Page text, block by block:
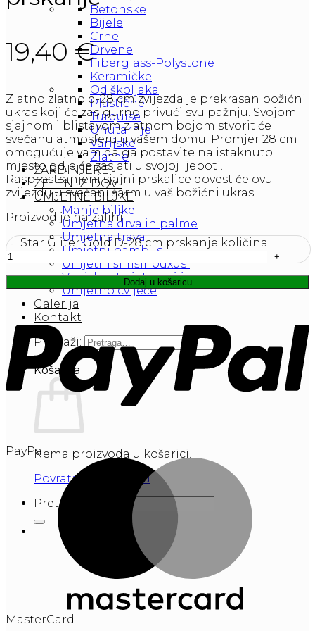
Betonske
Bijele
Crne
Drvene
Fiberglass-Polystone
Keramičke
Od školjaka
Plastične
Turquise
Unutarnje
Vanjske
Zlatne
ŽARDINJERE
ZELENI ZIDOVI
UMJETNE BILJKE
Manje biljke
Umjetna drva in palme
Umjetna trava
Umjetni bambus
Umjetni šimšir buxusi
Vanjske Umjetne biljke
Umjetno cvijeće
Galerija
Kontakt
Pretraži:
Košarica
Nema proizvoda u košarici.
Povratak u trgovinu
Pretraži:
19,40 €
Zlatno zlatno d-28 cm zvijezda je prekrasan božićni
ukras koji će zasigurno privući svu pažnju. Svojom
sjajnom i blistavom zlatnom bojom stvorit će
svečanu atmosferu u vašem domu. Promjer 28 cm
omogućuje vam da ga postavite na istaknuto
mjesto gdje će zasjati u svojoj ljepoti.
Rasprostranjeni sjajni prskalice dovest će ovu
zvijezdu u svečani šarm u vaš božićni ukras.
Proizvod je na zalihi
Star Gliter Gold D-28 cm prskanje količina
Dodaj u košaricu
PayPal
MasterCard